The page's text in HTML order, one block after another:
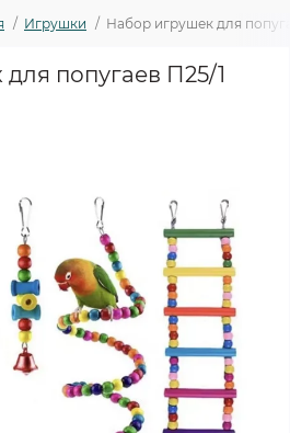
Игрушки Набор игрушек для
попугаев П25/1